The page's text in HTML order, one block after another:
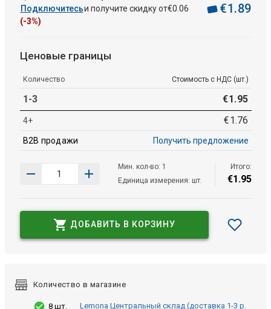
Подключитесьи получите скидку от€0 06
(-3%)
€1.89
Ценовые границы
Количество Стоимость с НДС (шт.)
1-3 €1.95
4+ €1.76
B2B продажи Получить предложение
Мин. кол-во: 1
Единица измерения: шт.
Итого:
€1.95
ДОБАВИТЬ В КОРЗИНУ
Количество в магазине
8 шт.
Lemona Центральный склад (доставка 1-3 р.